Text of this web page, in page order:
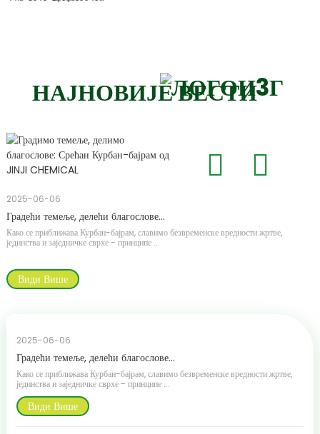
НАЈНОВИЈЕ ВЕСТИ
2025-06-06
Градећи темеље, делећи благослове...
Како се приближава Курбан-бајрам, славимо безвременске вредности жртве,
јединства и заједничке сврхе - принципе ...
Види Више
2025-06-06
Градећи темеље, делећи благослове...
Како се приближава Курбан-бајрам, славимо безвременске вредности жртве,
јединства и заједничке сврхе - принципе ...
Види Више